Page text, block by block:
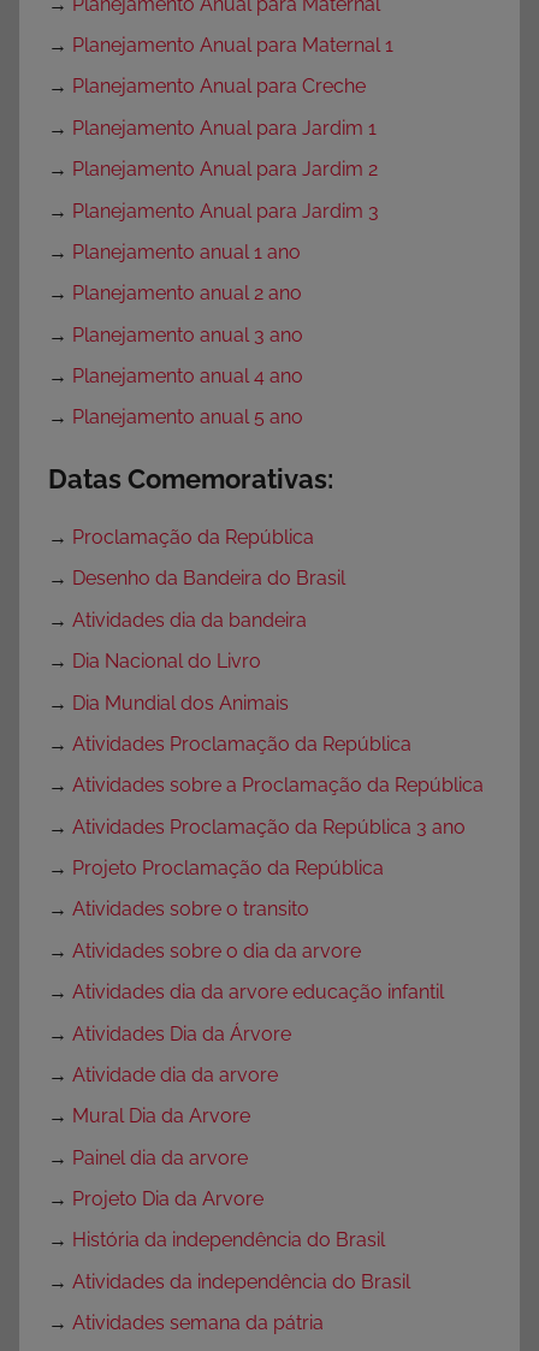
→ Planejamento Anual para Maternal 1
→ Planejamento Anual para Creche
→ Planejamento Anual para Jardim 1
→ Planejamento Anual para Jardim 2
→ Planejamento Anual para Jardim 3
→ Planejamento anual 1 ano
→ Planejamento anual 2 ano
→ Planejamento anual 3 ano
→ Planejamento anual 4 ano
→ Planejamento anual 5 ano
Datas Comemorativas:
→ Proclamação da República
→ Desenho da Bandeira do Brasil
→ Atividades dia da bandeira
→ Dia Nacional do Livro
→ Dia Mundial dos Animais
→ Atividades Proclamação da República
→ Atividades sobre a Proclamação da República
→ Atividades Proclamação da República 3 ano
→ Projeto Proclamação da República
→ Atividades sobre o transito
→ Atividades sobre o dia da arvore
→ Atividades dia da arvore educação infantil
→ Atividades Dia da Árvore
→ Atividade dia da arvore
→ Mural Dia da Arvore
→ Painel dia da arvore
→ Projeto Dia da Arvore
→ História da independência do Brasil
→ Atividades da independência do Brasil
→ Atividades semana da pátria